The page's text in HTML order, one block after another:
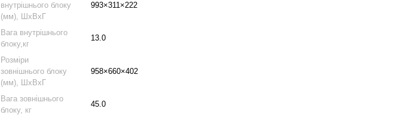
внутрішнього блоку
(мм), ШхВхГ
993×311×222
Вага внутрішнього
блоку,кг
13.0
Розміри
зовнішнього блоку
(мм), ШхВхГ
958×660×402
Вага зовнішнього
блоку, кг
45.0